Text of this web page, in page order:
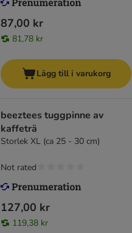
87,00 kr
81,78 kr
Lägg till i varukorg
beeztees tuggpinne av
kaffeträ
Storlek XL (ca 25 - 30 cm)
127,00 kr
119,38 kr
Not rated